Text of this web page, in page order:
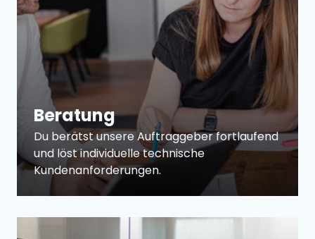
Beratung
Du berätst unsere Auftraggeber fortlaufend
und löst individuelle technische
Kundenanforderungen.